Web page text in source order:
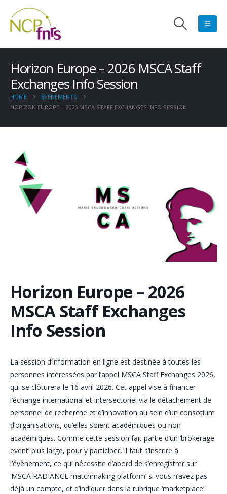
Horizon Europe – 2026 MSCA Staff
Exchanges Info Session
HOME
ÉVÉNEMENTS
HORIZON EUROPE – 2026 MSCA STAFF EXCHANGES INFO SESSION
Horizon Europe – 2026
MSCA Staff Exchanges
Info Session
La session d’information en ligne est destinée à toutes les
personnes intéressées par l’appel MSCA Staff Exchanges 2026,
qui se clôturera le 16 avril 2026. Cet appel vise à financer
l’échange international et intersectoriel via le détachement de
personnel de recherche et d’innovation au sein d’un consotium
d’organisations, qu’elles soient académiques ou non
académiques. Comme cette session fait partie d’un ‘brokerage
event’ plus large, pour y participer, il faut s’inscrire à
l’évènement, ce qui nécessite d’abord de s’enregistrer sur
‘MSCA RADIANCE matchmaking platform’ si vous n’avez pas
déjà un compte, et d’indiquer dans la rubrique ‘marketplace’